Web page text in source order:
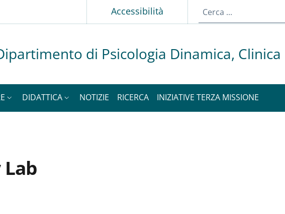
Accessibilità
di Psicologia Dinamica, Clinica
DIDATTICA NOTIZIE RICERCA INIZIATIVE TERZA MISSIONE